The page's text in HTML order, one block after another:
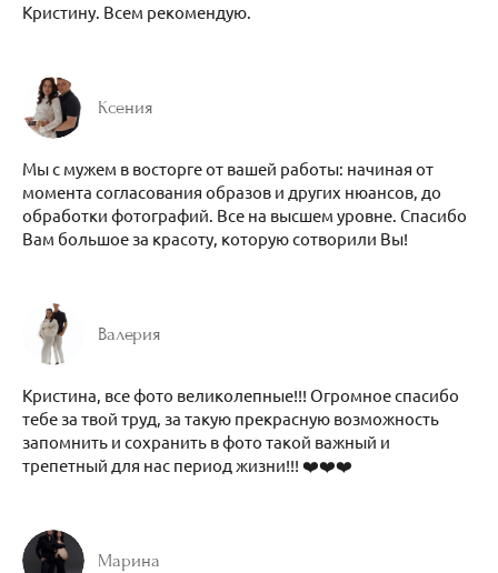
Кристину. Всем рекомендую.
Ксения
Мы с мужем в восторге от вашей работы: начиная от
момента согласования образов и других нюансов, до
обработки фотографий. Все на высшем уровне. Спасибо
Вам большое за красоту, которую сотворили Вы!
Валерия
Кристина, все фото великолепные!!! Огромное спасибо
тебе за твой труд, за такую прекрасную возможность
запомнить и сохранить в фото такой важный и
трепетный для нас период жизни!!! ❤️❤️❤️
Марина